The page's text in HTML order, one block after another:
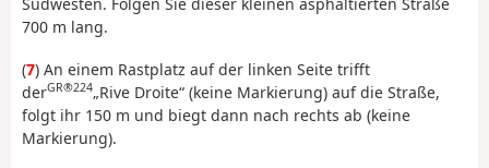
700 m lang.
(7) An einem Rastplatz auf der linken Seite trifft
derGR®224„Rive Droite“ (keine Markierung) auf die Straße,
folgt ihr 150 m und biegt dann nach rechts ab (keine
Markierung).